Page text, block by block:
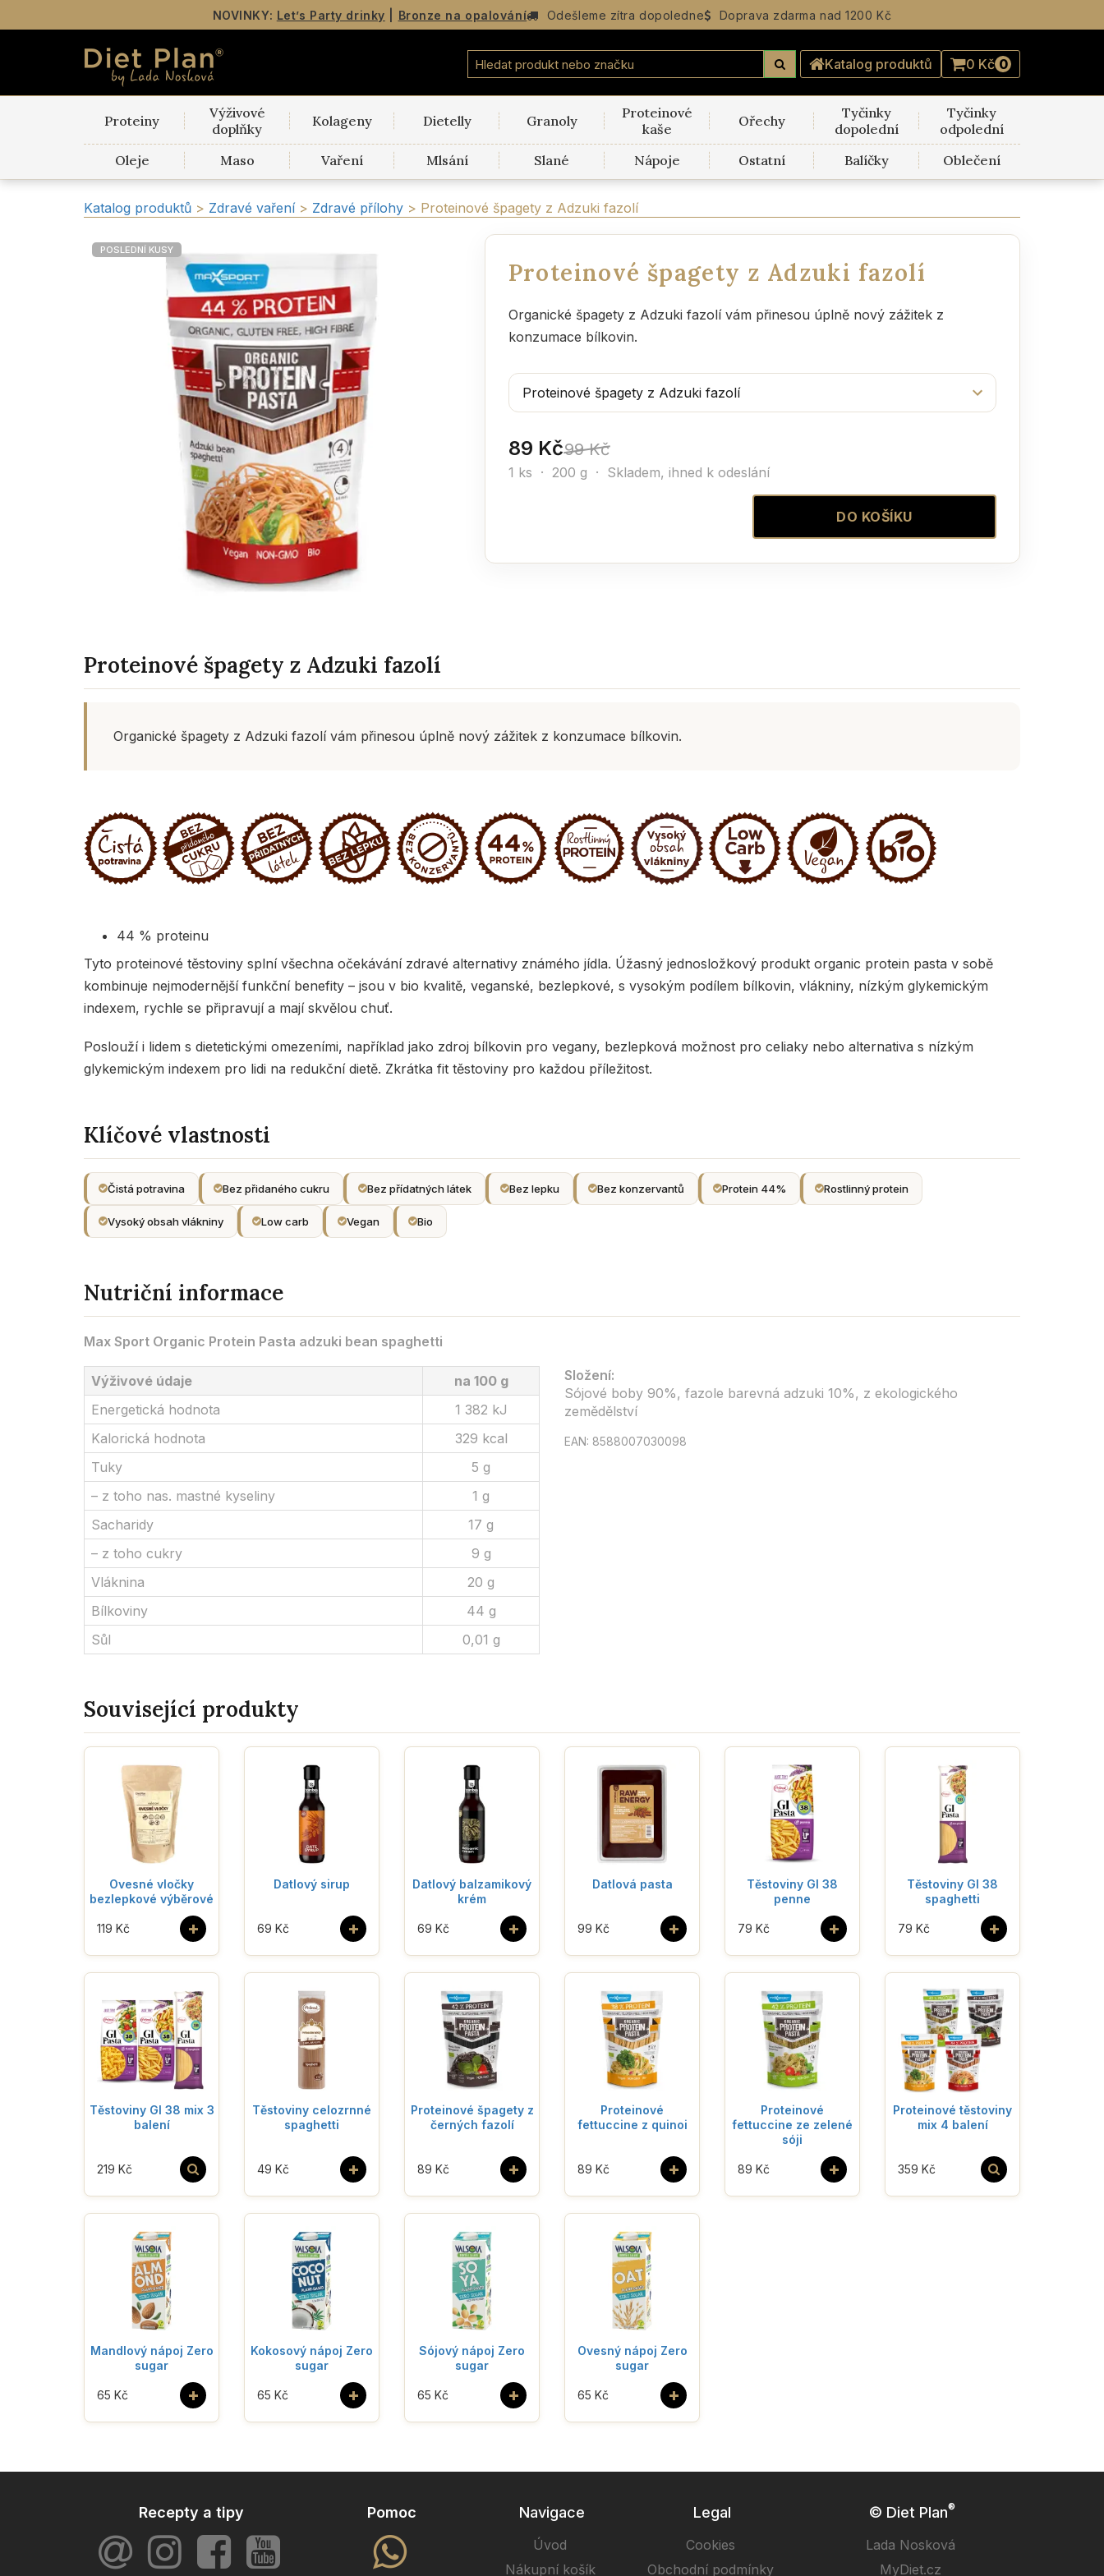
NOVINKY: Let’s Party drinky Bronze na opalování Odešleme zítra dopoledne Doprava zdarma nad 1200 Kč
Katalog produktů 0 Kč 0
Proteiny
Výživové
doplňky
Kolageny Dietelly Granoly
Proteinové
kaše
Ořechy
Tyčinky
dopolední
Tyčinky
odpolední
Oleje
Maso Vaření Mlsání Slané Nápoje Ostatní Balíčky Oblečení
Katalog produktů > Zdravé vaření > Zdravé přílohy > Proteinové špagety z Adzuki fazolí
POSLEDNÍ KUSY
Proteinové špagety z Adzuki fazolí
Organické špagety z Adzuki fazolí vám přinesou úplně nový zážitek z
konzumace bílkovin.
89 Kč99 Kč
1 ks · 200 g · Skladem, ihned k odeslání
DO KOŠÍKU
Proteinové špagety z Adzuki fazolí
Organické špagety z Adzuki fazolí vám přinesou úplně nový zážitek z konzumace bílkovin.
44 % proteinu
Tyto proteinové těstoviny splní všechna očekávání zdravé alternativy známého jídla. Úžasný jednosložkový produkt organic protein pasta v sobě
kombinuje nejmodernější funkční benefity – jsou v bio kvalitě, veganské, bezlepkové, s vysokým podílem bílkovin, vlákniny, nízkým glykemickým
indexem, rychle se připravují a mají skvělou chuť.
Poslouží i lidem s dietetickými omezeními, například jako zdroj bílkovin pro vegany, bezlepková možnost pro celiaky nebo alternativa s nízkým
glykemickým indexem pro lidi na redukční dietě. Zkrátka fit těstoviny pro každou příležitost.
Klíčové vlastnosti
Čistá potravina Bez přidaného cukru Bez přídatných látek Bez lepku Bez konzervantů Protein 44% Rostlinný protein
Vysoký obsah vlákniny Low carb Vegan Bio
Nutriční informace
Max Sport Organic Protein Pasta adzuki bean spaghetti
Výživové údaje
na 100 g
Energetická hodnota
1 382 kJ
Kalorická hodnota
329 kcal
Tuky
5 g
– z toho nas. mastné kyseliny
1 g
Sacharidy
17 g
– z toho cukry
9 g
Vláknina
20 g
Bílkoviny
44 g
Sůl
0,01 g
Složení:
Sójové boby 90%, fazole barevná adzuki 10%, z ekologického
zemědělství
EAN: 8588007030098
Související produkty
Ovesné vločky
bezlepkové výběrové
+
119 Kč
Datlový sirup
+
69 Kč
Datlový balzamikový
krém
+
69 Kč
Datlová pasta
+
99 Kč
Těstoviny GI 38
penne
+
79 Kč
Těstoviny GI 38
spaghetti
+
79 Kč
Těstoviny GI 38 mix 3
balení
219 Kč
Těstoviny celozrnné
spaghetti
+
49 Kč
Proteinové špagety z
černých fazolí
+
89 Kč
Proteinové
fettuccine z quinoi
+
89 Kč
Proteinové
fettuccine ze zelené
sóji
+
89 Kč
Proteinové těstoviny
mix 4 balení
359 Kč
Mandlový nápoj Zero
sugar
+
65 Kč
Kokosový nápoj Zero
sugar
+
65 Kč
Sójový nápoj Zero
sugar
+
65 Kč
Ovesný nápoj Zero
sugar
+
65 Kč
Recepty a tipy Pomoc Navigace
Úvod
Nákupní košík
Legal
Cookies
Obchodní podmínky
© Diet Plan®
Lada Nosková
MyDiet.cz